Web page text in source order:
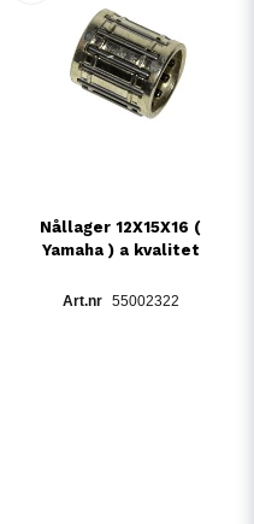
Nållager 12X15X16 (
Yamaha ) a kvalitet
55002322